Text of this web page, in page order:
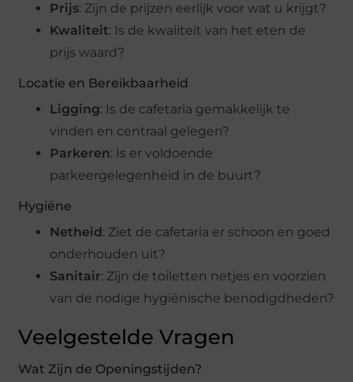
Prijs: Zijn de prijzen eerlijk voor wat u krijgt?
Kwaliteit: Is de kwaliteit van het eten de
prijs waard?
Locatie en Bereikbaarheid
Ligging: Is de cafetaria gemakkelijk te
vinden en centraal gelegen?
Parkeren: Is er voldoende
parkeergelegenheid in de buurt?
Hygiëne
Netheid: Ziet de cafetaria er schoon en goed
onderhouden uit?
Sanitair: Zijn de toiletten netjes en voorzien
van de nodige hygiënische benodigdheden?
Veelgestelde Vragen
Wat Zijn de Openingstijden?